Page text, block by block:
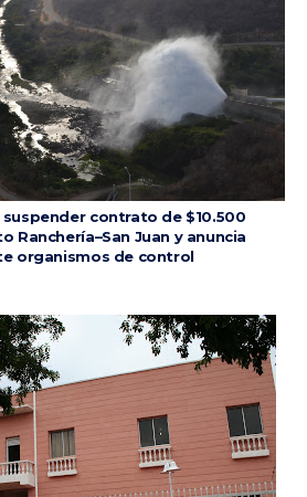
contrato de $10.500
Ranchería–San Juan y anuncia
organismos de control